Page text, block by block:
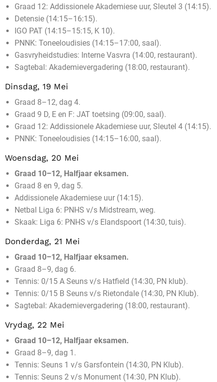
Graad 12: Addissionele Akademiese uur, Sleutel 3 (14:15).
Detensie (14:15–16:15).
IGO PAT (14:15–15:15, K 10).
PNNK: Toneeloudisies (14:15–17:00, saal).
Gasvryheidstudies: Interne Vasvra (14:00, restaurant).
Sagtebal: Akademievergadering (18:00, restaurant).
Dinsdag, 19 Mei
Graad 8–12, dag 4.
Graad 9 D, E en F: JAT toetsing (09:00, saal).
Graad 12: Addissionele Akademiese uur, Sleutel 4 (14:15).
PNNK: Toneeloudisies (14:15–16:00, saal).
Woensdag, 20 Mei
Graad 10–12, Halfjaar eksamen.
Graad 8 en 9, dag 5.
Addissionele Akademiese uur (14:15).
Netbal Liga 6: PNHS v/s Midstream, weg.
Skaak: Liga 6: PNHS v/s Elandspoort (14:30, tuis).
Donderdag, 21 Mei
Graad 10–12, Halfjaar eksamen.
Graad 8–9, dag 6.
Tennis: 0/15 A Seuns v/s Hatfield (14:30, PN klub).
Tennis: 0/15 B Seuns v/s Rietondale (14:30, PN Klub).
Sagtebal: Akademievergadering (18:00, restaurant).
Vrydag, 22 Mei
Graad 10–12, Halfjaar eksamen.
Graad 8–9, dag 1.
Tennis: Seuns 1 v/s Garsfontein (14:30, PN Klub).
Tennis: Seuns 2 v/s Monument (14:30, PN Klub).